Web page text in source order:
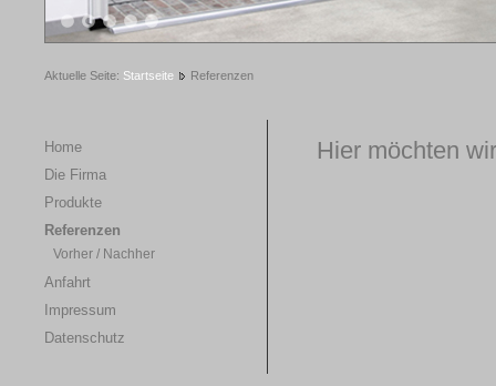
1 2 3 4 5
Aktuelle Seite: Startseite Referenzen
Home
Die Firma
Produkte
Referenzen
Vorher / Nachher
Anfahrt
Impressum
Datenschutz
Hier möchten